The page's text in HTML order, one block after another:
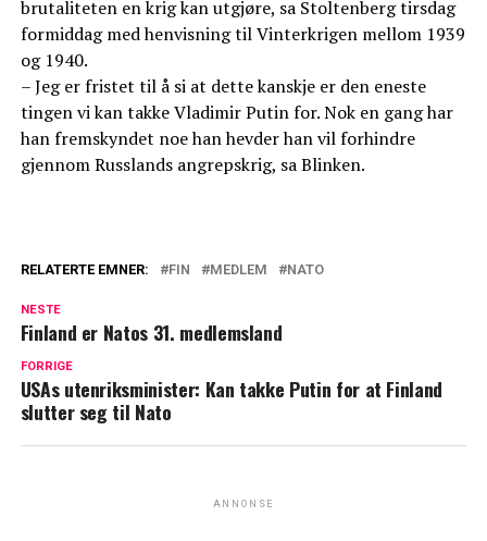
brutaliteten en krig kan utgjøre, sa Stoltenberg tirsdag
formiddag med henvisning til Vinterkrigen mellom 1939
og 1940.
– Jeg er fristet til å si at dette kanskje er den eneste
tingen vi kan takke Vladimir Putin for. Nok en gang har
han fremskyndet noe han hevder han vil forhindre
gjennom Russlands angrepskrig, sa Blinken.
RELATERTE EMNER: FIN MEDLEM NATO
NESTE
Finland er Natos 31. medlemsland
FORRIGE
USAs utenriksminister: Kan takke Putin for at Finland
slutter seg til Nato
ANNONSE